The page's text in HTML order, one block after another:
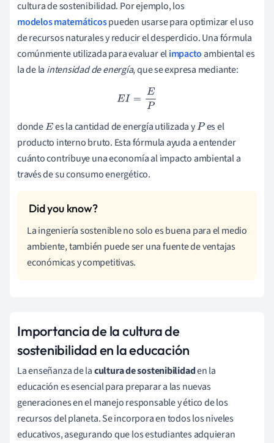
cultura de sostenibilidad. Por ejemplo, los
modelos matemáticospueden usarse para optimizar el uso
de recursos naturales y reducir el desperdicio. Una fórmula
comúnmente utilizada para evaluar elimpacto ambiental es
la de la intensidad de energía, que se expresa mediante:
E =E P
dondeE es la cantidad de energía utilizada yP es el
producto interno bruto. Esta fórmula ayuda a entender
cuánto contribuye una economía al impacto ambiental a
través de su consumo energético.
La ingeniería sostenible no solo es buena para el medio
ambiente, también puede ser una fuente de ventajas
económicas y competitivas.
Importancia de la cultura de
sostenibilidad en la educación
La enseñanza de lacultura de sostenibilidaden la
educación es esencial para preparar a las nuevas
generaciones en el manejo responsable y ético de los
recursos del planeta. Se incorpora en todos los niveles
educativos, asegurando que los estudiantes adquieran